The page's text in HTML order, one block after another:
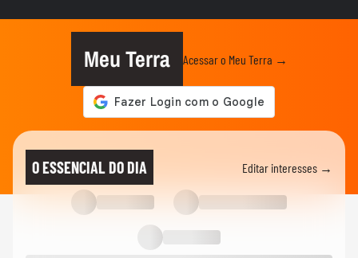
Corredora diz que tomou rasteira de dois
homens em parque de São...
Motorista de ônibus é retirado à força de
veículo por policiais...
Sessão da Câmara é interrompida após
briga entre vereadores no...
Meu Terra Acessar o Meu Terra →
O ESSENCIAL DO DIA Editar interesses →